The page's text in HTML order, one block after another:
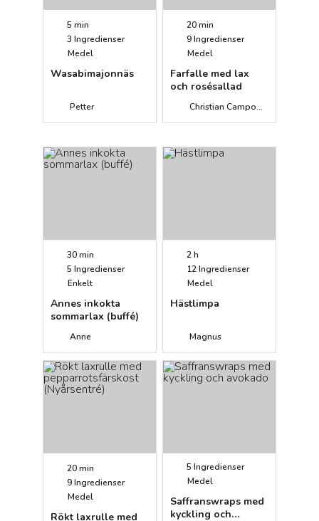
5 min
3 Ingredienser
Medel
Wasabimajonnäs
Petter
20 min
9Ingredienser
Medel
Farfalle med lax
och rosésallad
Christian Campogiani
30 min
5 Ingredienser
Enkelt
Annes inkokta
sommarlax (buffé)
Anne
2 h
12Ingredienser
Medel
Hästlimpa
Magnus
20 min
9Ingredienser
Medel
Rökt laxrulle med
5 Ingredienser
Medel
Saffranswraps med
kyckling och